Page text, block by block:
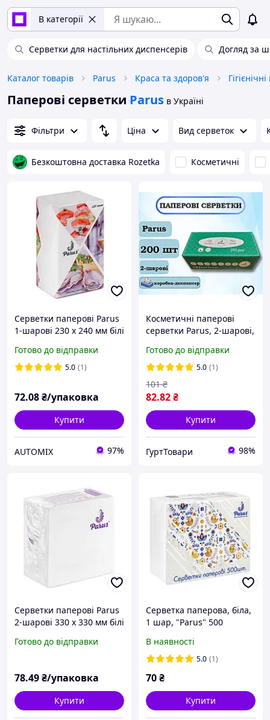
В категорії
Серветки для настільних диспенсерів Догляд за
Каталог товарів Parus Краса та здоров'я
Паперові серветки Parus в Україні
Фільтри Ціна Вид серветок
Безкоштовна доставка Rozetka Косметичні
Серветки паперові Parus
1-шарові 230 х 240 мм білі
Готово до відправки
5.0 (1)
72.08₴/упаковка
Купити
AUTOMIX 97%
Косметичні паперові
серветки Parus, 2-шарові,
Готово до відправки
5.0 (1)
82.82₴
101 ₴
Купити
ГуртТовари 98%
Серветки паперові Parus
2-шарові 330 х 330 мм білі
Готово до відправки
78.49₴/упаковка
Купити
Серветка паперова, біла,
1 шар, "Parus" 500
В наявності
5.0 (1)
70₴
Купити